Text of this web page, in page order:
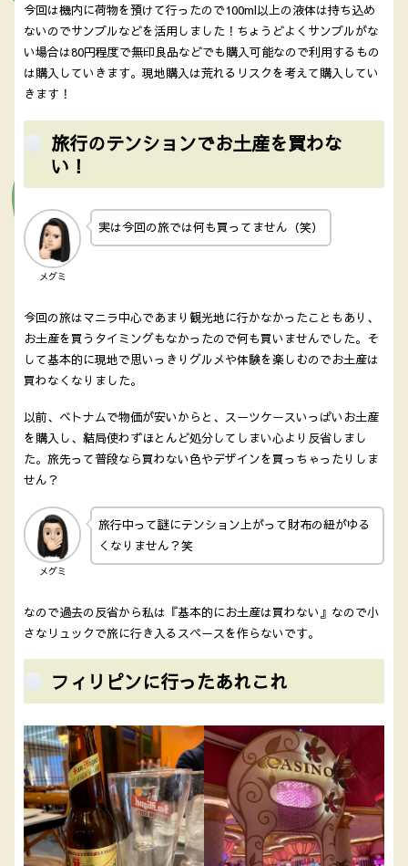
今回は機内に荷物を預けて行ったので100ml以上の液体は持ち込め
ないのでサンプルなどを活用しました！ちょうどよくサンプルがな
い場合は80円程度で無印良品などでも購入可能なので利用するもの
は購入していきます。現地購入は荒れるリスクを考えて購入してい
きます！
旅行のテンションでお土産を買わな
い！
メグミ
実は今回の旅では何も買ってません（笑）
今回の旅はマニラ中心であまり観光地に行かなかったこともあり、
お土産を買うタイミングもなかったので何も買いませんでした。そ
して基本的に現地で思いっきりグルメや体験を楽しむのでお土産は
買わなくなりました。
以前、ベトナムで物価が安いからと、スーツケースいっぱいお土産
を購入し、結局使わずほとんど処分してしまい心より反省しまし
た。旅先って普段なら買わない色やデザインを買っちゃったりしま
せん？
メグミ
旅行中って謎にテンション上がって財布の紐がゆる
くなりません？笑
なので過去の反省から私は『基本的にお土産は買わない』なので小
さなリュックで旅に行き入るスペースを作らないです。
フィリピンに行ったあれこれ